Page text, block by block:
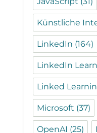
Künstliche
LinkedIn (164)
LinkedIn
Linked
Microsoft (37)
OpenAI (25)